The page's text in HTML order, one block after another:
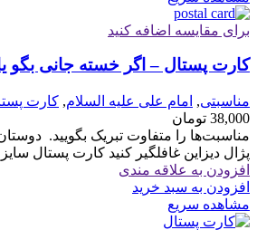
برای مقایسه اضافه کنید
کارت پستال – اگر خسته جانی بگو
مناسبتی, امام علی علیه السلام, کارت
38,000 تومان
مناسبت‌ها را متفاوت تبریک بگویید.
پژال دیزاین غافلگیر کنید کارت پستال
افزودن به علاقه مندی
افزودن به سبد خرید
مشاهده سریع